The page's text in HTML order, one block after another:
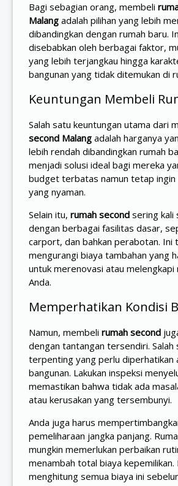
Bagi sebagian orang, membeli
Malang adalah pilihan yang lebih
dibandingkan dengan rumah baru.
disebabkan oleh berbagai faktor,
yang lebih terjangkau hingga
bangunan yang tidak ditemukan di
Keuntungan Membeli
Salah satu keuntungan utama dari
second Malang adalah harganya
lebih rendah dibandingkan rumah
menjadi solusi ideal bagi mereka
budget terbatas namun tetap ingin
yang nyaman.
Selain itu, rumah second sering kali
dengan berbagai fasilitas dasar,
carport, dan bahkan perabotan. Ini
mengurangi biaya tambahan yang
untuk merenovasi atau melengkapi
Anda.
Memperhatikan Kondisi
Namun, membeli rumah second
dengan tantangan tersendiri. Salah
terpenting yang perlu diperhatikan
bangunan. Lakukan inspeksi
memastikan bahwa tidak ada
atau kerusakan yang tersembunyi.
Anda juga harus
pemeliharaan jangka panjang.
mungkin memerlukan perbaikan
menambah total biaya kepemilikan.
menghitung semua biaya ini